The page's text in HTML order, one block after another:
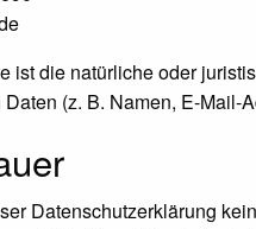
ist die natürliche oder
(z. B. Namen, E-Mail-
Datenschutzerklärung